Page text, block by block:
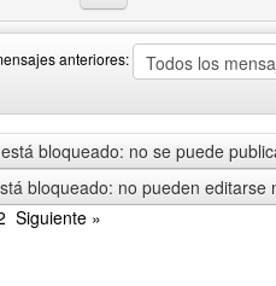
anteriores:
bloqueado: no se puede
bloqueado: no pueden editarse
Siguiente »